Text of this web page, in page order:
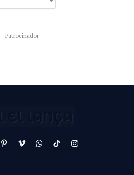
Patrocinador
PinterestVimeoWhatsApp
TikTokInstagram